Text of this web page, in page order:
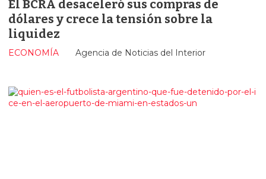
El BCRA desaceleró sus compras de
dólares y crece la tensión sobre la
liquidez
Agencia de Noticias del Interior
ECONOMÍA